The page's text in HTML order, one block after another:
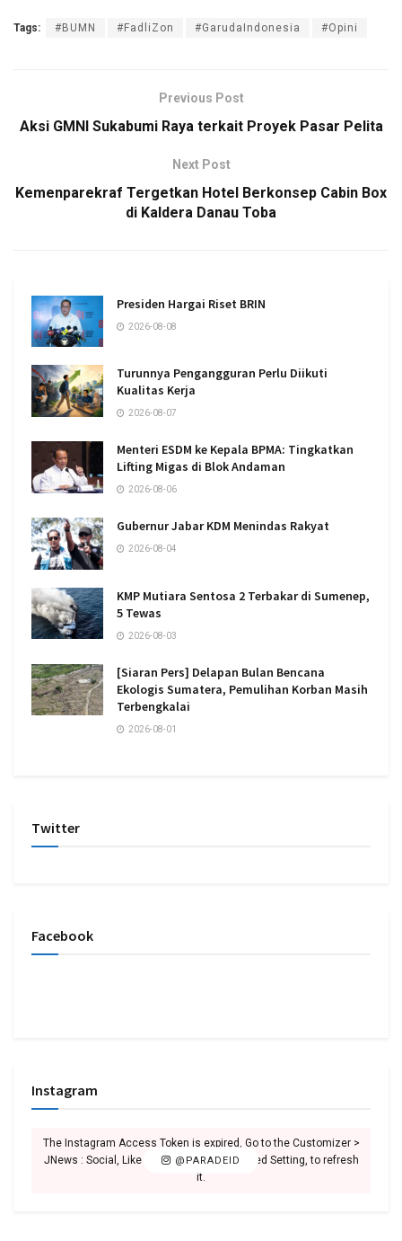
Tags: #BUMN #FadliZon #GarudaIndonesia #Opini
Previous Post
Aksi GMNI Sukabumi Raya terkait Proyek Pasar Pelita
Next Post
Kemenparekraf Tergetkan Hotel Berkonsep Cabin Box
di Kaldera Danau Toba
Presiden Hargai Riset BRIN
2026-08-08
Turunnya Pengangguran Perlu Diikuti
Kualitas Kerja
2026-08-07
Menteri ESDM ke Kepala BPMA: Tingkatkan
Lifting Migas di Blok Andaman
2026-08-06
Gubernur Jabar KDM Menindas Rakyat
2026-08-04
KMP Mutiara Sentosa 2 Terbakar di Sumenep,
5 Tewas
2026-08-03
[Siaran Pers] Delapan Bulan Bencana
Ekologis Sumatera, Pemulihan Korban Masih
Terbengkalai
2026-08-01
Twitter
Facebook
Instagram
@PARADEID
The Instagram Access Token is expired, Go to the Customizer >
JNews : Social, Like & View > Instagram Feed Setting, to refresh
it.